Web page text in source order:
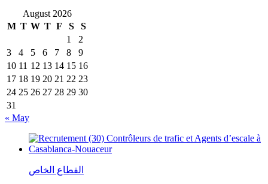
August 2026
M T W T F S
S
1
2
3
4 5 6 7 8
9
10 11 12 13 14 15 16
17 18 19 20 21 22 23
24 25 26 27 28 29 30
31
« May
القطاع الخاص